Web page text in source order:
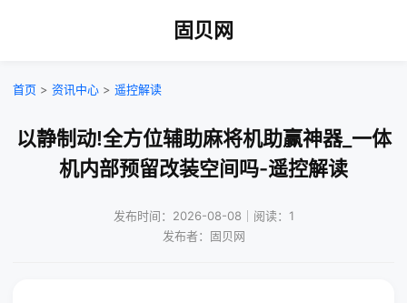
固贝网
首页 > 资讯中心 > 遥控解读
以静制动!全方位辅助麻将机助赢神器_一体
机内部预留改装空间吗-遥控解读
发布时间：2026-08-08｜阅读：1
发布者：固贝网